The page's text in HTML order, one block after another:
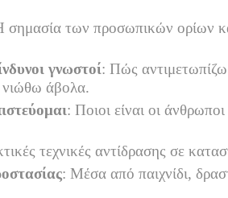
σημασία των προσωπικών ορίων
γνωστοί: Πώς
άβολα.
: Ποιοι είναι οι
τεχνικές αντίδρασης σε
: Μέσα από παιχνίδι,